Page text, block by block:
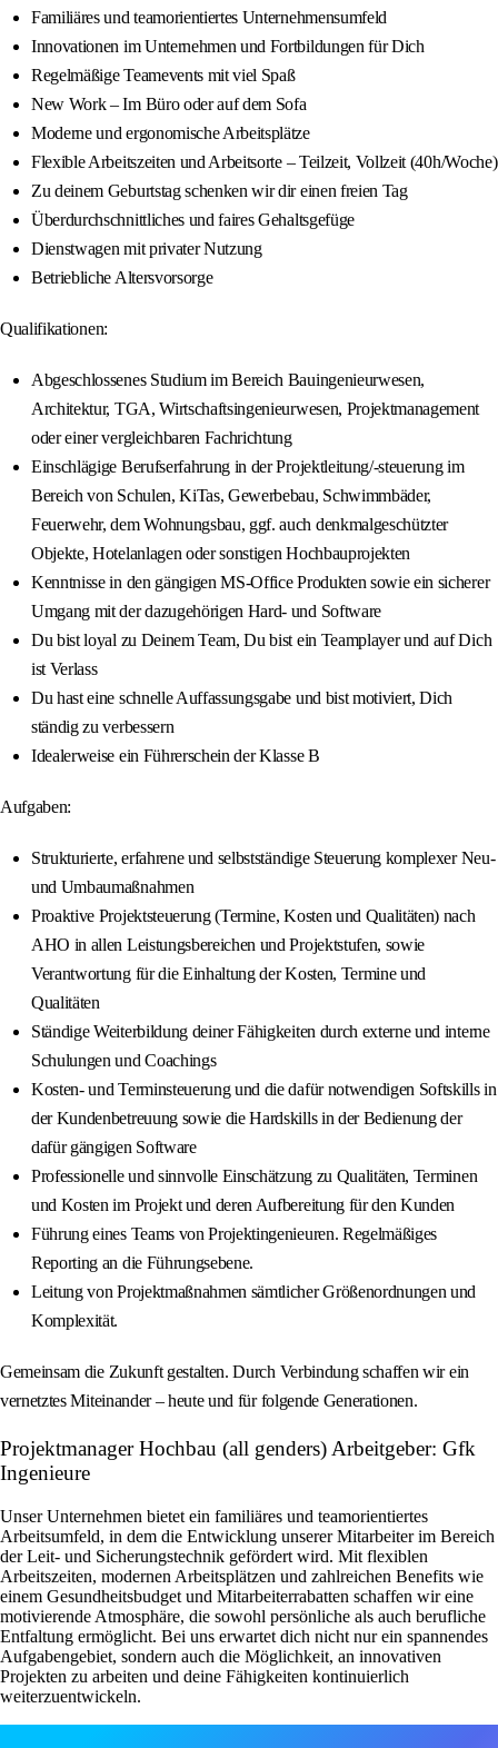
Familiäres und teamorientiertes Unternehmensumfeld
Innovationen im Unternehmen und Fortbildungen für Dich
Regelmäßige Teamevents mit viel Spaß
New Work – Im Büro oder auf dem Sofa
Moderne und ergonomische Arbeitsplätze
Flexible Arbeitszeiten und Arbeitsorte – Teilzeit, Vollzeit (40h/Woche)
Zu deinem Geburtstag schenken wir dir einen freien Tag
Überdurchschnittliches und faires Gehaltsgefüge
Dienstwagen mit privater Nutzung
Betriebliche Altersvorsorge
Qualifikationen:
Abgeschlossenes Studium im Bereich Bauingenieurwesen,
Architektur, TGA, Wirtschaftsingenieurwesen, Projektmanagement
oder einer vergleichbaren Fachrichtung
Einschlägige Berufserfahrung in der Projektleitung/-steuerung im
Bereich von Schulen, KiTas, Gewerbebau, Schwimmbäder,
Feuerwehr, dem Wohnungsbau, ggf. auch denkmalgeschützter
Objekte, Hotelanlagen oder sonstigen Hochbauprojekten
Kenntnisse in den gängigen MS-Office Produkten sowie ein sicherer
Umgang mit der dazugehörigen Hard- und Software
Du bist loyal zu Deinem Team, Du bist ein Teamplayer und auf Dich
ist Verlass
Du hast eine schnelle Auffassungsgabe und bist motiviert, Dich
ständig zu verbessern
Idealerweise ein Führerschein der Klasse B
Aufgaben:
Strukturierte, erfahrene und selbstständige Steuerung komplexer Neu-
und Umbaumaßnahmen
Proaktive Projektsteuerung (Termine, Kosten und Qualitäten) nach
AHO in allen Leistungsbereichen und Projektstufen, sowie
Verantwortung für die Einhaltung der Kosten, Termine und
Qualitäten
Ständige Weiterbildung deiner Fähigkeiten durch externe und interne
Schulungen und Coachings
Kosten- und Terminsteuerung und die dafür notwendigen Softskills in
der Kundenbetreuung sowie die Hardskills in der Bedienung der
dafür gängigen Software
Professionelle und sinnvolle Einschätzung zu Qualitäten, Terminen
und Kosten im Projekt und deren Aufbereitung für den Kunden
Führung eines Teams von Projektingenieuren. Regelmäßiges
Reporting an die Führungsebene.
Leitung von Projektmaßnahmen sämtlicher Größenordnungen und
Komplexität.
Gemeinsam die Zukunft gestalten. Durch Verbindung schaffen wir ein
vernetztes Miteinander – heute und für folgende Generationen.
Projektmanager Hochbau (all genders) Arbeitgeber: Gfk
Ingenieure
Unser Unternehmen bietet ein familiäres und teamorientiertes
Arbeitsumfeld, in dem die Entwicklung unserer Mitarbeiter im Bereich
der Leit- und Sicherungstechnik gefördert wird. Mit flexiblen
Arbeitszeiten, modernen Arbeitsplätzen und zahlreichen Benefits wie
einem Gesundheitsbudget und Mitarbeiterrabatten schaffen wir eine
motivierende Atmosphäre, die sowohl persönliche als auch berufliche
Entfaltung ermöglicht. Bei uns erwartet dich nicht nur ein spannendes
Aufgabengebiet, sondern auch die Möglichkeit, an innovativen
Projekten zu arbeiten und deine Fähigkeiten kontinuierlich
weiterzuentwickeln.